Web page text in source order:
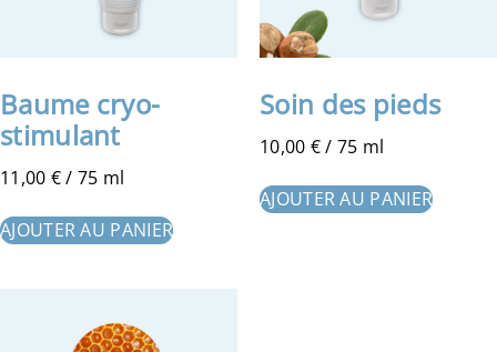
Baume cryo-
stimulant
11,00 €/ 75 ml
AJOUTER AU PANIER
Soin des pieds
10,00 €/ 75 ml
AJOUTER AU PANIER